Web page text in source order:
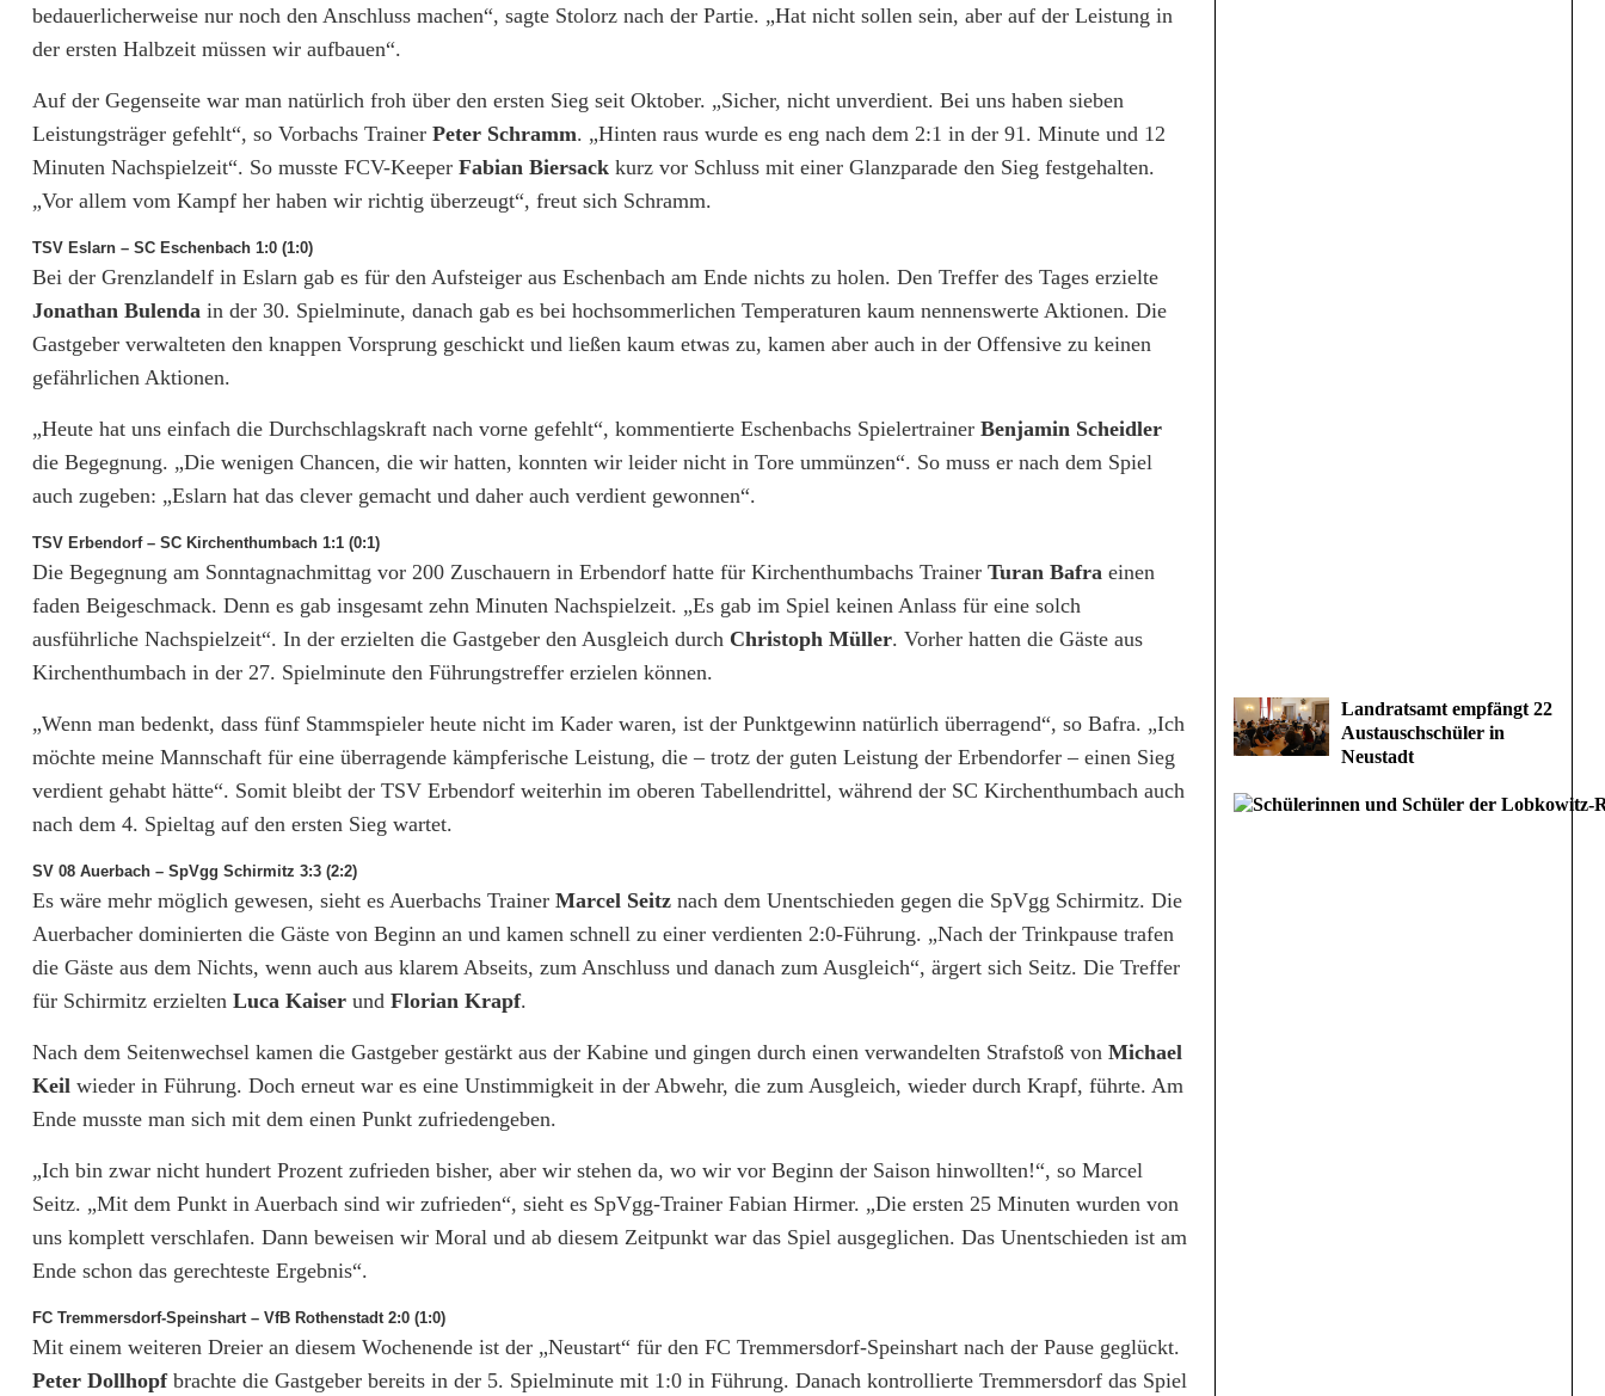
n
n
e
u
bedauerlicherweise nur noch den Anschluss machen“, sagte Stolorz nach der Partie. „Hat nicht sollen sein, aber auf der Leistung in
der ersten Halbzeit müssen wir aufbauen“.
Auf der Gegenseite war man natürlich froh über den ersten Sieg seit Oktober. „Sicher, nicht unverdient. Bei uns haben sieben
Leistungsträger gefehlt“, so Vorbachs Trainer Peter Schramm. „Hinten raus wurde es eng nach dem 2:1 in der 91. Minute und 12
Minuten Nachspielzeit“. So musste FCV-Keeper Fabian Biersack kurz vor Schluss mit einer Glanzparade den Sieg festgehalten.
„Vor allem vom Kampf her haben wir richtig überzeugt“, freut sich Schramm.
TSV Eslarn – SC Eschenbach 1:0 (1:0)
Bei der Grenzlandelf in Eslarn gab es für den Aufsteiger aus Eschenbach am Ende nichts zu holen. Den Treffer des Tages erzielte
Jonathan Bulenda in der 30. Spielminute, danach gab es bei hochsommerlichen Temperaturen kaum nennenswerte Aktionen. Die
Gastgeber verwalteten den knappen Vorsprung geschickt und ließen kaum etwas zu, kamen aber auch in der Offensive zu keinen
gefährlichen Aktionen.
„Heute hat uns einfach die Durchschlagskraft nach vorne gefehlt“, kommentierte Eschenbachs Spielertrainer Benjamin Scheidler
die Begegnung. „Die wenigen Chancen, die wir hatten, konnten wir leider nicht in Tore ummünzen“. So muss er nach dem Spiel
auch zugeben: „Eslarn hat das clever gemacht und daher auch verdient gewonnen“.
TSV Erbendorf – SC Kirchenthumbach 1:1 (0:1)
Die Begegnung am Sonntagnachmittag vor 200 Zuschauern in Erbendorf hatte für Kirchenthumbachs Trainer Turan Bafra einen
faden Beigeschmack. Denn es gab insgesamt zehn Minuten Nachspielzeit. „Es gab im Spiel keinen Anlass für eine solch
ausführliche Nachspielzeit“. In der erzielten die Gastgeber den Ausgleich durch Christoph Müller. Vorher hatten die Gäste aus
Kirchenthumbach in der 27. Spielminute den Führungstreffer erzielen können.
„Wenn man bedenkt, dass fünf Stammspieler heute nicht im Kader waren, ist der Punktgewinn natürlich überragend“, so Bafra. „Ich
möchte meine Mannschaft für eine überragende kämpferische Leistung, die – trotz der guten Leistung der Erbendorfer – einen Sieg
verdient gehabt hätte“. Somit bleibt der TSV Erbendorf weiterhin im oberen Tabellendrittel, während der SC Kirchenthumbach auch
nach dem 4. Spieltag auf den ersten Sieg wartet.
SV 08 Auerbach – SpVgg Schirmitz 3:3 (2:2)
Es wäre mehr möglich gewesen, sieht es Auerbachs Trainer Marcel Seitz nach dem Unentschieden gegen die SpVgg Schirmitz. Die
Auerbacher dominierten die Gäste von Beginn an und kamen schnell zu einer verdienten 2:0-Führung. „Nach der Trinkpause trafen
die Gäste aus dem Nichts, wenn auch aus klarem Abseits, zum Anschluss und danach zum Ausgleich“, ärgert sich Seitz. Die Treffer
für Schirmitz erzielten Luca Kaiser und Florian Krapf.
Nach dem Seitenwechsel kamen die Gastgeber gestärkt aus der Kabine und gingen durch einen verwandelten Strafstoß von Michael
Keil wieder in Führung. Doch erneut war es eine Unstimmigkeit in der Abwehr, die zum Ausgleich, wieder durch Krapf, führte. Am
Ende musste man sich mit dem einen Punkt zufriedengeben.
„Ich bin zwar nicht hundert Prozent zufrieden bisher, aber wir stehen da, wo wir vor Beginn der Saison hinwollten!“, so Marcel
Seitz. „Mit dem Punkt in Auerbach sind wir zufrieden“, sieht es SpVgg-Trainer Fabian Hirmer. „Die ersten 25 Minuten wurden von
uns komplett verschlafen. Dann beweisen wir Moral und ab diesem Zeitpunkt war das Spiel ausgeglichen. Das Unentschieden ist am
Ende schon das gerechteste Ergebnis“.
FC Tremmersdorf-Speinshart – VfB Rothenstadt 2:0 (1:0)
Mit einem weiteren Dreier an diesem Wochenende ist der „Neustart“ für den FC Tremmersdorf-Speinshart nach der Pause geglückt.
Peter Dollhopfbrachte die Gastgeber bereits in der 5. Spielminute mit 1:0 in Führung. Danach kontrollierte Tremmersdorf das Spiel
Landratsamt empfängt 22
Austauschschüler in
Neustadt